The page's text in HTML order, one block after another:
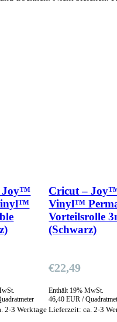
Joy™
2-3 Werktage
Cricut –
Vinyl™
Vorteilsrolle
(Schwarz)
€22,49
Enthält 19% MwSt.
46,40 EUR /
Lieferzeit: ca. 2-3